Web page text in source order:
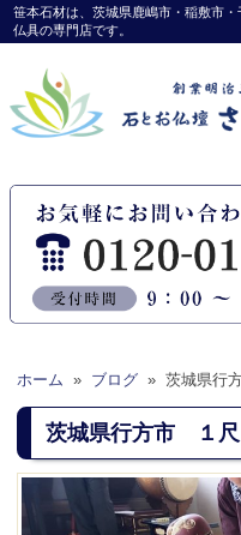
笹本石材は、茨城県鹿嶋市・稲敷市
仏具の専門店です。
ホーム » ブログ » 茨城県行
茨城県行方市 １尺